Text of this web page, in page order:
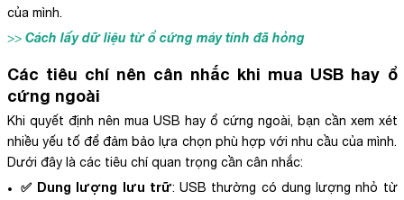
của mình.
>> Cách lấy dữ liệu từ ổ cứng máy tính đã hỏng
Các tiêu chí nên cân nhắc khi mua USB hay ổ
cứng ngoài
Khi quyết định nên mua USB hay ổ cứng ngoài, bạn cần xem xét
nhiều yếu tố để đảm bảo lựa chọn phù hợp với nhu cầu của mình.
Dưới đây là các tiêu chí quan trọng cần cân nhắc:
✅ Dung lượng lưu trữ: USB thường có dung lượng nhỏ từ